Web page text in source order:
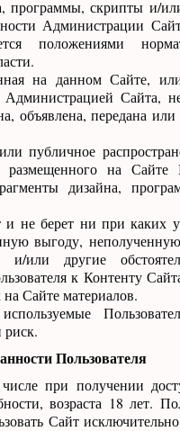
программы, скрипты и/
Администрации
положениями
на данном Сайте,
Сайта,
объявлена, передана
публичное
размещенного на
дизайна,
не берет ни при каких
выгоду,
и/или другие
к Контенту
Сайте материалов.
риск.
Пользователя
при получении
возраста 18 лет.
Сайт